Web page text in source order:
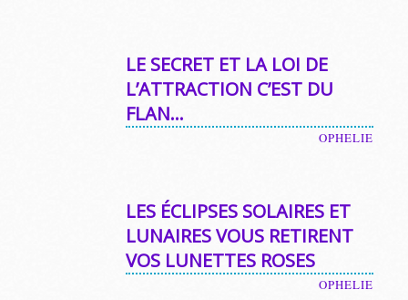
LE SECRET ET LA LOI DE
L’ATTRACTION C’EST DU
FLAN…
OPHELIE
LES ÉCLIPSES SOLAIRES ET
LUNAIRES VOUS RETIRENT
VOS LUNETTES ROSES
OPHELIE